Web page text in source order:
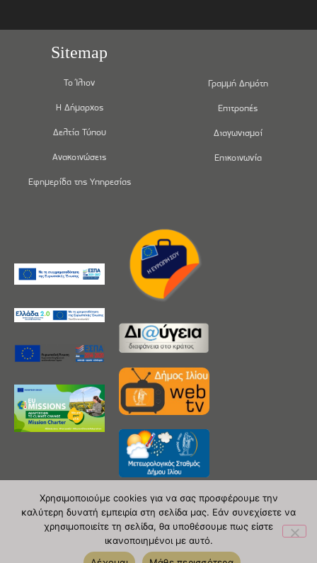
Sitemap
Το Ίλιον
Η Δήμαρχος
Δελτία Τύπου
Ανακοινώσεις
Εφημερίδα της Υπηρεσίας
Γραμμή Δημότη
Επιτροπές
Διαγωνισμοί
Επικοινωνία
Copyright 2020 © Δήμος Ιλίου
| powered by Evolutionprojects
Χρησιμοποιούμε cookies για να σας προσφέρουμε την
καλύτερη δυνατή εμπειρία στη σελίδα μας. Εάν συνεχίσετε να
χρησιμοποιείτε τη σελίδα, θα υποθέσουμε πως είστε
ικανοποιημένοι με αυτό.